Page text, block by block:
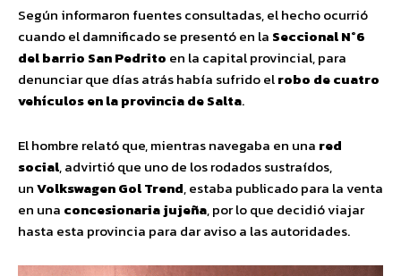
Según informaron fuentes consultadas, el hecho ocurrió
cuando el damnificado se presentó en la Seccional N°6
del barrio San Pedrito en la capital provincial, para
denunciar que días atrás había sufrido elrobo de cuatro
vehículos en la provincia de Salta.
El hombre relató que, mientras navegaba en una red
social, advirtió que uno de los rodados sustraídos,
unVolkswagen Gol Trend, estaba publicado para la venta
en una concesionaria jujeña, por lo que decidió viajar
hasta esta provincia para dar aviso a las autoridades.